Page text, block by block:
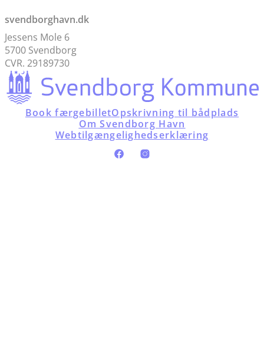
svendborghavn.dk
Jessens Mole 6
5700 Svendborg
CVR. 29189730
Book færgebilletOpskrivning til bådplads
Om Svendborg Havn
Webtilgængelighedserklæring